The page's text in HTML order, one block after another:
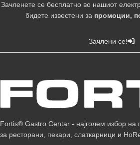
Зачленете се бесплатно во нашиот
бидете известени за промоции,
Зачлени се!
Fortis® Gastro Centar - најголем избор
за ресторани, пекари, слаткарници и